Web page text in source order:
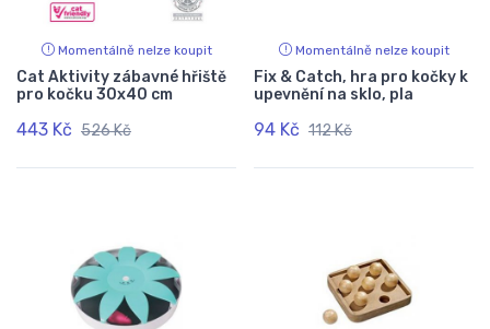
Momentálně nelze koupit
Cat Aktivity zábavné hřiště
pro kočku 30x40 cm
443 Kč 526 Kč
Momentálně nelze koupit
Fix & Catch, hra pro kočky k
upevnění na sklo, pla
94 Kč 112 Kč